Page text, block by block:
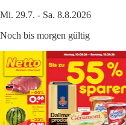
Mi. 29.7. - Sa. 8.8.2026
Noch bis morgen gültig